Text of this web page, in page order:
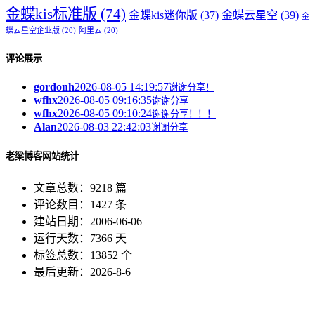
金蝶kis标准版 (74) 金蝶kis迷你版 (37) 金蝶云星空 (39) 金
蝶云星空企业版 (20) 阿里云 (20)
评论展示
gordonh2026-08-05 14:19:57谢谢分享！
wfhx2026-08-05 09:16:35谢谢分享
wfhx2026-08-05 09:10:24谢谢分享！！！
Alan2026-08-03 22:42:03谢谢分享
老梁博客网站统计
文章总数：9218 篇
评论数目：1427 条
建站日期：2006-06-06
运行天数：7366 天
标签总数：13852 个
最后更新：2026-8-6